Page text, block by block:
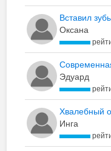
Вставил
Оксана
Эдуард
Хвалебный
Инга